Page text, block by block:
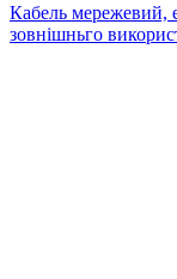
Кабель мережевий,
зовнішньго